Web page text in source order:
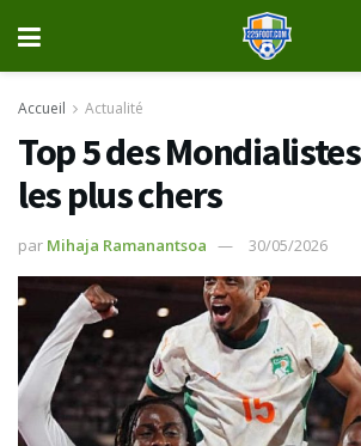
Accueil Actualité
Top 5 des
les plus chers
par Mihaja Ramanantsoa 30/05/2026